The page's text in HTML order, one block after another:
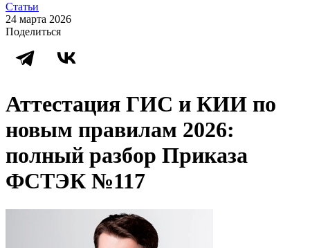
Статьи
24 марта 2026
Поделиться
Аттестация ГИС и КИИ по
новым правилам 2026:
полный разбор Приказа
ФСТЭК №117